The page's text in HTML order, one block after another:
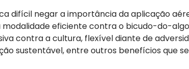
difícil negar a importância da aplicação
modalidade eficiente contra o bicudo-do-
contra a cultura, flexível diante de
sustentável, entre outros benefícios que